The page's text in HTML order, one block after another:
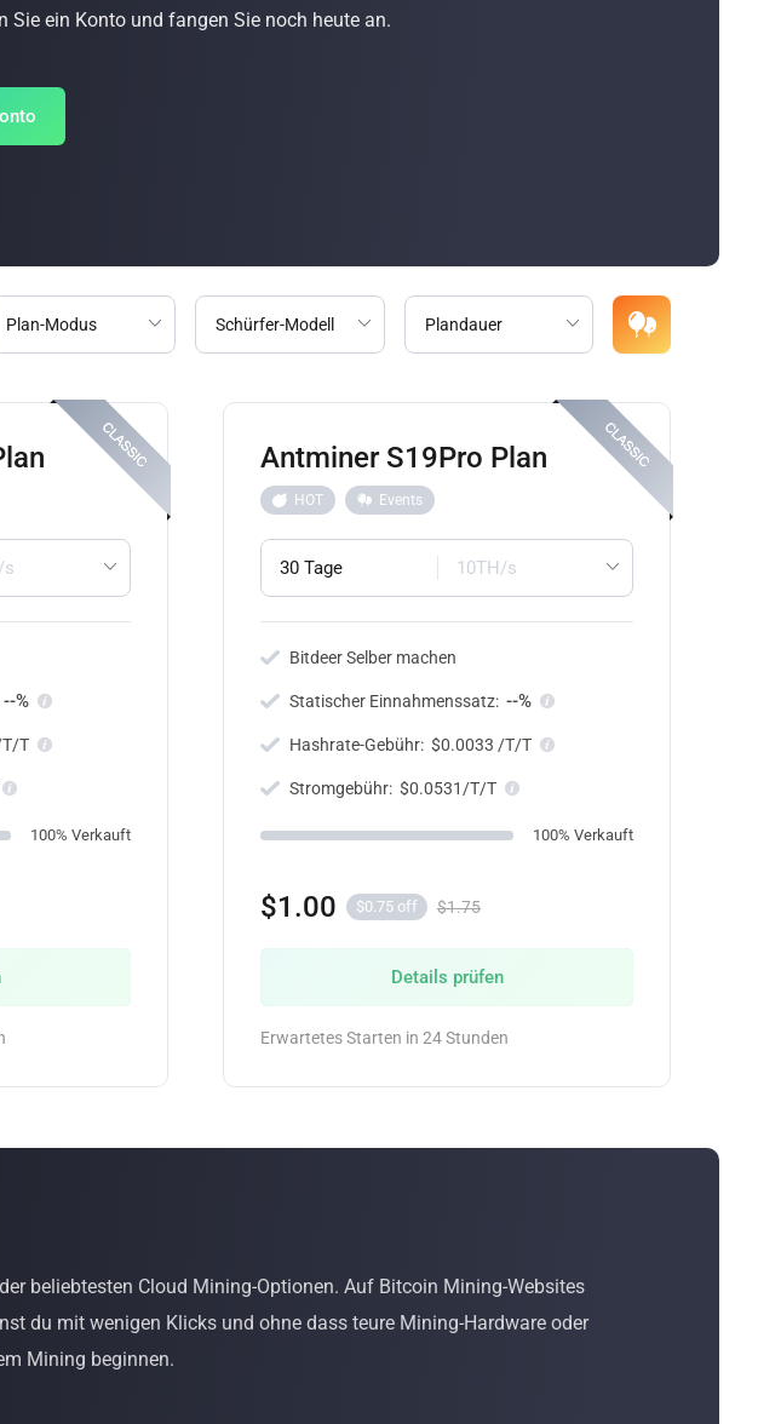
Sie ein Konto und fangen Sie noch heute an.
s
--%
T
100% Verkauft
Antminer S19Pro Plan
HOT Events
30 Tage 10TH/s
Bitdeer Selber machen
Statischer Einnahmenssatz: --%
Hashrate-Gebühr: $0.0033 /T/T
Stromgebühr: $0.0531/T/T
100% Verkauft
$1.00 $0.75 off $1.75
Details prüfen
Erwartetes Starten in 24 Stunden
beliebtesten Cloud Mining-Optionen. Auf Bitcoin Mining-Websites
du mit wenigen Klicks und ohne dass teure Mining-Hardware oder
Mining beginnen.